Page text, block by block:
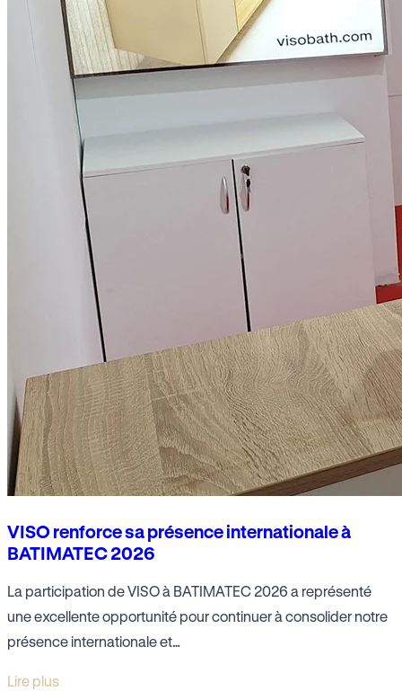
VISO renforce sa présence internationale à
BATIMATEC 2026
La participation de VISO à BATIMATEC 2026 a représenté
une excellente opportunité pour continuer à consolider notre
présence internationale et…
Lire plus